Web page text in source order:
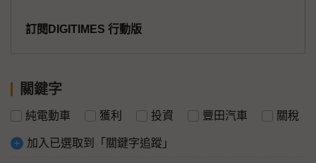
訂閱DIGITIMES 行動版
關鍵字
純電動車 獲利 投資 豐田汽車 關稅
加入已選取到「關鍵字追蹤」